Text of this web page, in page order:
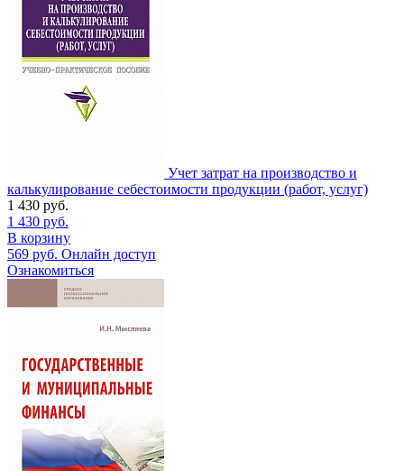
Учет затрат на производство и
калькулирование себестоимости продукции (работ, услуг)
1 430 руб.
1 430 руб.
В корзину
569 руб. Онлайн доступ
Ознакомиться